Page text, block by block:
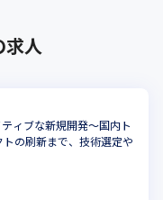
求人
ィブな新規開発～国内ト
の刷新まで、技術選定や